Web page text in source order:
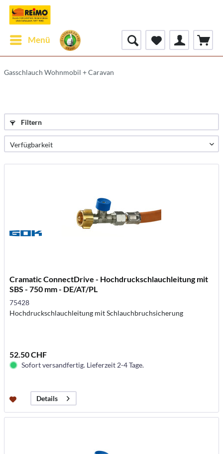
Menü
Gasschlauch Wohnmobil + Caravan
Filtern
Cramatic ConnectDrive - Hochdruckschlauchleitung mit
SBS - 750 mm - DE/AT/PL
75428
Hochdruckschlauchleitung mit Schlauchbruchsicherung
52.50 CHF
Sofort versandfertig. Lieferzeit 2-4 Tage.
Details